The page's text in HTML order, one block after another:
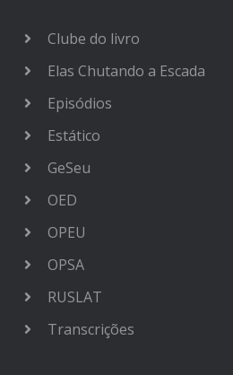
Clube do livro
Elas Chutando a Escada
Episódios
Estático
GeSeu
OED
OPEU
OPSA
RUSLAT
Transcrições